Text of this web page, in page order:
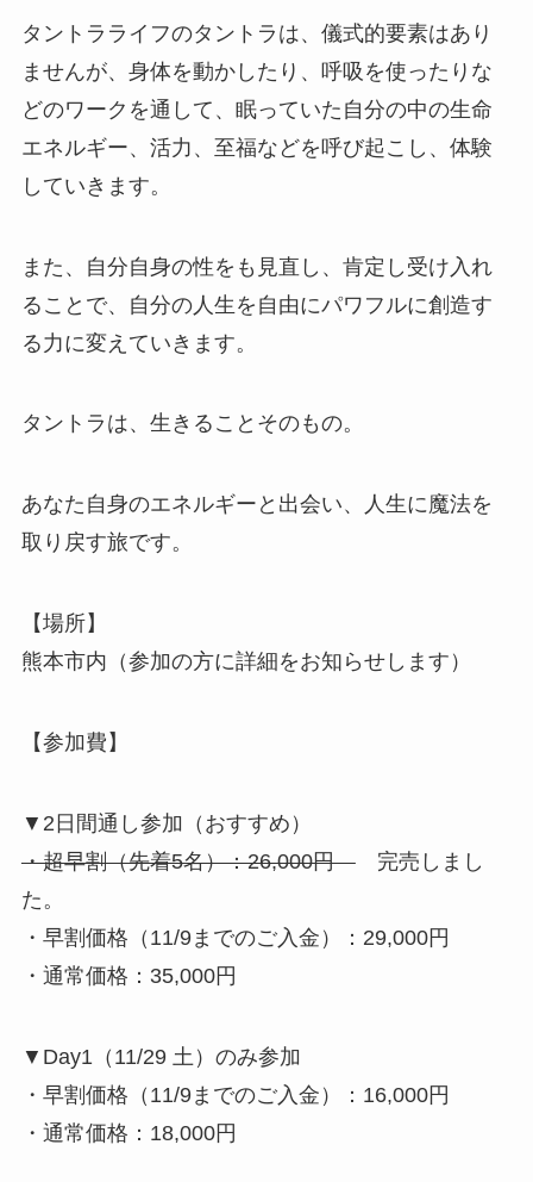
タントラライフのタントラは、儀式的要素はあり
ませんが、身体を動かしたり、呼吸を使ったりな
どのワークを通して、眠っていた自分の中の生命
エネルギー、活力、至福などを呼び起こし、体験
していきます。
また、自分自身の性をも見直し、肯定し受け入れ
ることで、自分の人生を自由にパワフルに創造す
る力に変えていきます。
タントラは、生きることそのもの。
あなた自身のエネルギーと出会い、人生に魔法を
取り戻す旅です。
【場所】
熊本市内（参加の方に詳細をお知らせします）
【参加費】
▼2日間通し参加（おすすめ）
・超早割（先着5名）：26,000円完売しまし
た。
・早割価格（11/9までのご入金）：29,000円
・通常価格：35,000円
▼Day1（11/29 土）のみ参加
・早割価格（11/9までのご入金）：16,000円
・通常価格：18,000円